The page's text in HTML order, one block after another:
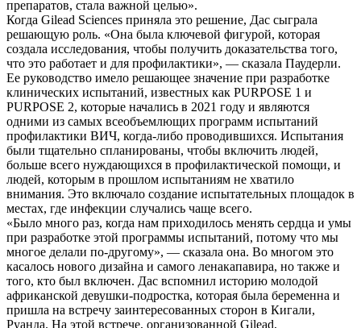
препаратов, стала важной целью».
Когда Gilead Sciences приняла это решение, Дас сыграла
решающую роль. «Она была ключевой фигурой, которая
создала исследования, чтобы получить доказательства того,
что это работает и для профилактики», — сказала Паудерли.
Ее руководство имело решающее значение при разработке
клинических испытаний, известных как PURPOSE 1 и
PURPOSE 2, которые начались в 2021 году и являются
одними из самых всеобъемлющих программ испытаний
профилактики ВИЧ, когда-либо проводившихся. Испытания
были тщательно спланированы, чтобы включить людей,
больше всего нуждающихся в профилактической помощи, и
людей, которым в прошлом испытаниям не хватило
внимания. Это включало создание испытательных площадок в
местах, где инфекции случались чаще всего.
«Было много раз, когда нам приходилось менять сердца и умы
при разработке этой программы испытаний, потому что мы
многое делали по-другому», — сказала она. Во многом это
касалось нового дизайна и самого ленакапавира, но также и
того, кто был включен. Дас вспомнил историю молодой
африканской девушки-подростка, которая была беременна и
пришла на встречу заинтересованных сторон в Кигали,
Руанда. На этой встрече, организованной Gilead,